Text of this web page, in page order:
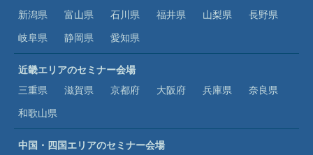
新潟県
富山県 石川県 福井県 山梨県
長野県
岐阜県
静岡県 愛知県
近畿エリアのセミナー会場
三重県
滋賀県 京都府 大阪府 兵庫県
奈良県
和歌山県
中国・四国エリアのセミナー会場